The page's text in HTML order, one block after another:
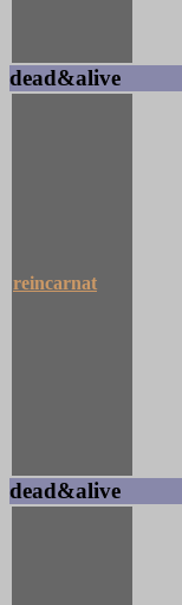
dead&alive
reincarnat
dead&alive